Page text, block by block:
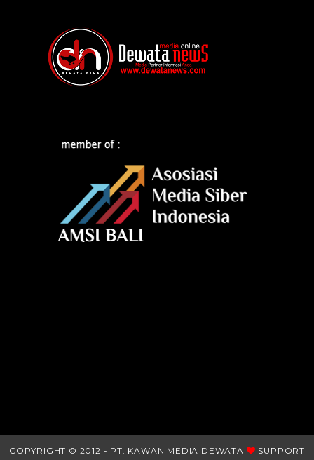
COPYRIGHT © 2012 - PT. KAWAN MEDIA DEWATA SUPPORT